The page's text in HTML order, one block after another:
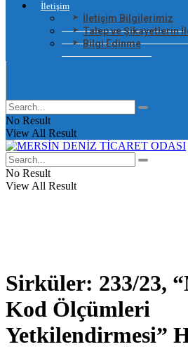
İletişim
İletişim Bilgilerimiz
Talep ve Şikayetlerin
Bilgi Edinme
No Result
View All Result
No Result
View All Result
Sirküler: 233/23,
Kod Ölçümleri
Yetkilendirmesi”